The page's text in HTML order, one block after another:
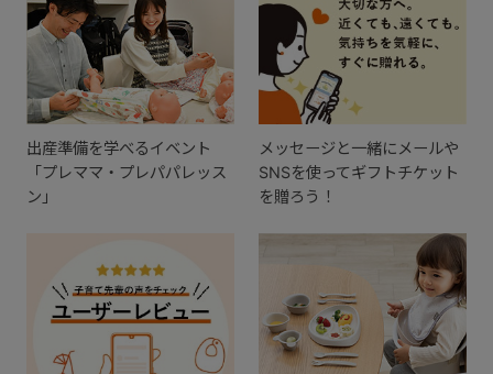
出産準備を学べるイベント
「プレママ・プレパパレッス
ン」
メッセージと一緒にメールや
SNSを使ってギフトチケット
を贈ろう！